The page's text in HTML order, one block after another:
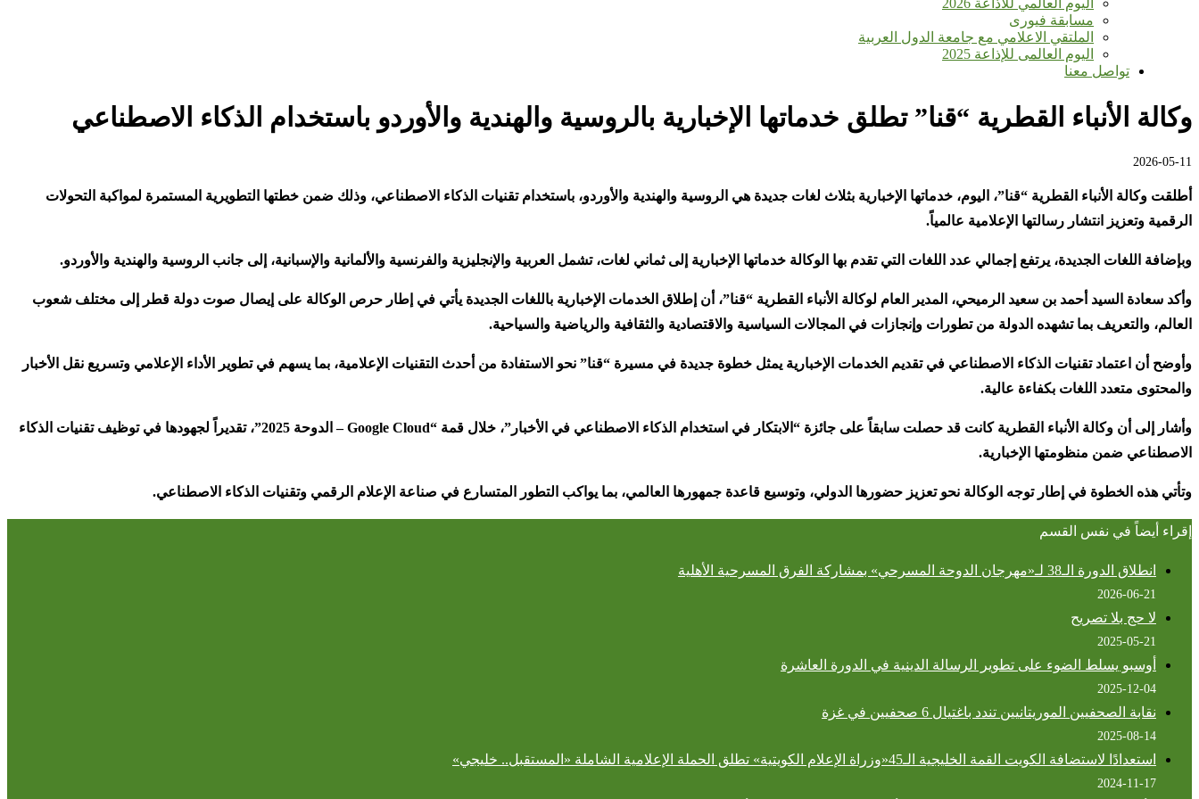
اليوم العالمي للأذاعة 2026
مسابقة فيورى
الملتقي الاعلامي مع جامعة الدول العربية
اليوم العالمى للإذاعة 2025
تواصل معنا
وكالة الأنباء القطرية “قنا” تطلق خدماتها الإخبارية بالروسية والهندية والأوردو باستخدام الذكاء الاصطناعي
2026-05-11
أطلقت وكالة الأنباء القطرية “قنا”، اليوم، خدماتها الإخبارية بثلاث لغات جديدة هي الروسية والهندية والأوردو، باستخدام تقنيات الذكاء الاصطناعي، وذلك ضمن خطتها التطويرية المستمرة لمواكبة التحولات
الرقمية وتعزيز انتشار رسالتها الإعلامية عالمياً.
وبإضافة اللغات الجديدة، يرتفع إجمالي عدد اللغات التي تقدم بها الوكالة خدماتها الإخبارية إلى ثماني لغات، تشمل العربية والإنجليزية والفرنسية والألمانية والإسبانية، إلى جانب الروسية والهندية والأوردو.
وأكد سعادة السيد أحمد بن سعيد الرميحي، المدير العام لوكالة الأنباء القطرية “قنا”، أن إطلاق الخدمات الإخبارية باللغات الجديدة يأتي في إطار حرص الوكالة على إيصال صوت دولة قطر إلى مختلف شعوب
العالم، والتعريف بما تشهده الدولة من تطورات وإنجازات في المجالات السياسية والاقتصادية والثقافية والرياضية والسياحية.
وأوضح أن اعتماد تقنيات الذكاء الاصطناعي في تقديم الخدمات الإخبارية يمثل خطوة جديدة في مسيرة “قنا” نحو الاستفادة من أحدث التقنيات الإعلامية، بما يسهم في تطوير الأداء الإعلامي وتسريع نقل الأخبار
والمحتوى متعدد اللغات بكفاءة عالية.
وأشار إلى أن وكالة الأنباء القطرية كانت قد حصلت سابقاً على جائزة “الابتكار في استخدام الذكاء الاصطناعي في الأخبار”، خلال قمة “Google Cloud –
الدوحة 2025”، تقديراً لجهودها في توظيف تقنيات الذكاء
الاصطناعي ضمن منظومتها الإخبارية.
وتأتي هذه الخطوة في إطار توجه الوكالة نحو تعزيز حضورها الدولي، وتوسيع قاعدة جمهورها العالمي، بما يواكب التطور المتسارع في صناعة الإعلام الرقمي وتقنيات الذكاء الاصطناعي.
إقراء أيضاً في نفس القسم
انطلاق الدورة الـ38 لـ«مهرجان الدوحة المسرحي» بمشاركة الفرق المسرحية الأهلية
2026-06-21
لا حج بلا تصريح
2025-05-21
أوسبو يسلط الضوء على تطوير الرسالة الدينية في الدورة العاشرة
2025-12-04
نقابة الصحفيين الموريتانيين تندد باغتيال 6 صحفيين في غزة
2025-08-14
استعدادًا لاستضافة الكويت القمة الخليجية الـ45«وزراة الإعلام الكويتية» تطلق الحملة الإعلامية الشاملة «المستقبل.. خليجي»
2024-11-17